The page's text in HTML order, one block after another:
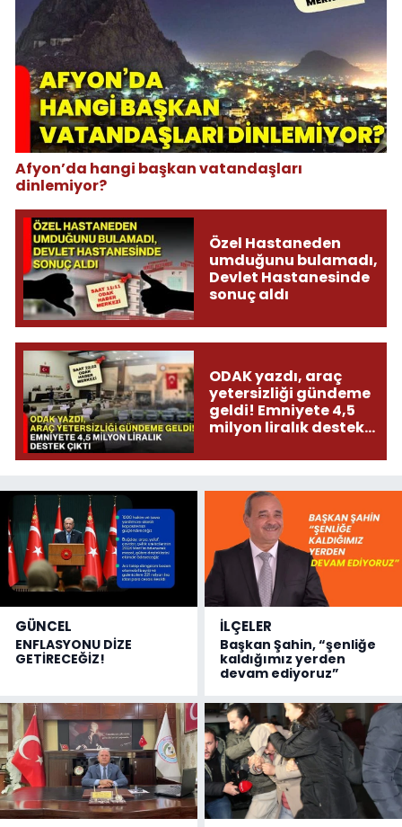
Afyon’da hangi başkan vatandaşları
dinlemiyor?
Özel Hastaneden
umduğunu bulamadı,
Devlet Hastanesinde
sonuç aldı
ODAK yazdı, araç
yetersizliği gündeme
geldi! Emniyete 4,5
milyon liralık destek
GÜNCEL
ENFLASYONU DİZE
GETİRECEĞİZ!
İLÇELER
Başkan Şahin, “şenliğe
kaldığımız yerden
devam ediyoruz”